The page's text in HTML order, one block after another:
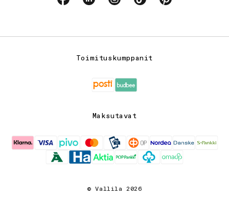
FacebookLinkedinInstagramTikTokPinterest
Toimituskumppanit
Maksutavat
© Vallila 2026